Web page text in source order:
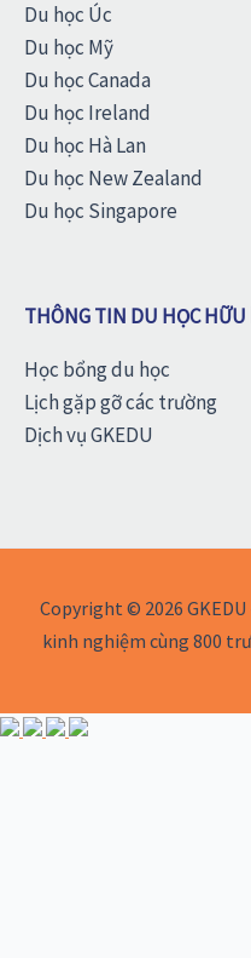
Du học Úc
Du học Mỹ
Du học Canada
Du học Ireland
Du học Hà Lan
Du học New Zealand
Du học Singapore
THÔNG TIN DU HỌC HỮU
Học bổng du học
Lịch gặp gỡ các trường
Dịch vụ GKEDU
Copyright © 2026
kinh nghiệm cùng 800